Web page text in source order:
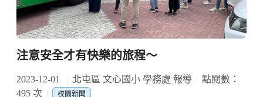
注意安全才有快樂的旅程～
2023-12-01 北屯區 文心國小 學務處 報導
點閱數：
495 次
校園新聞